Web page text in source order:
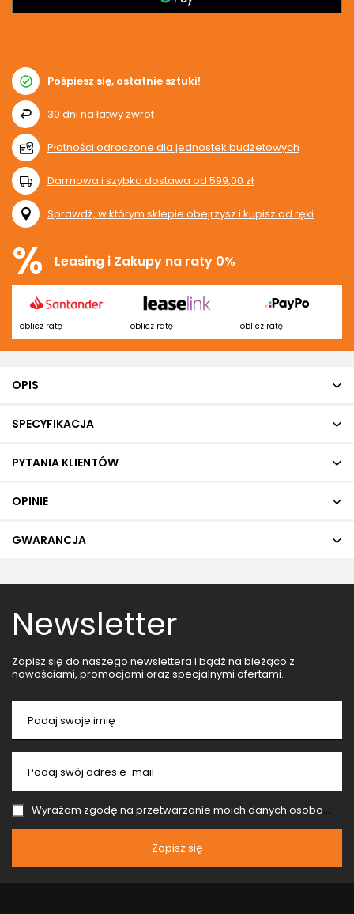
Pośpiesz się, ostatnie sztuki!
30 dni na łatwy zwrot
Płatności odroczone dla jednostek budżetowych
Darmowa i szybka dostawa od 599,00 zł
Sprawdź, w którym sklepie obejrzysz i kupisz od ręki
% Leasing i Zakupy na raty 0%
oblicz ratę oblicz ratę oblicz ratę
OPIS
SPECYFIKACJA
PYTANIA KLIENTÓW
OPINIE
GWARANCJA
Newsletter
Zapisz się do naszego newslettera i bądź na bieżąco z
nowościami, promocjami oraz specjalnymi ofertami.
Podaj swoje imię
Podaj swój adres e-mail
Wyrażam zgodę na przetwarzanie moich danych osobowych (adres e-mail) na potrzeby wysyłki newslettera z informacją handlową (marketing). Więcej w
Zapisz się